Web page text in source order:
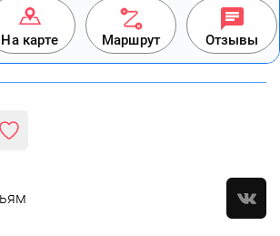
На карте Маршрут Отзывы